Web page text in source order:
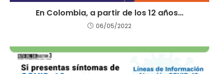
En Colombia, a partir de los 12 años…
06/05/2022